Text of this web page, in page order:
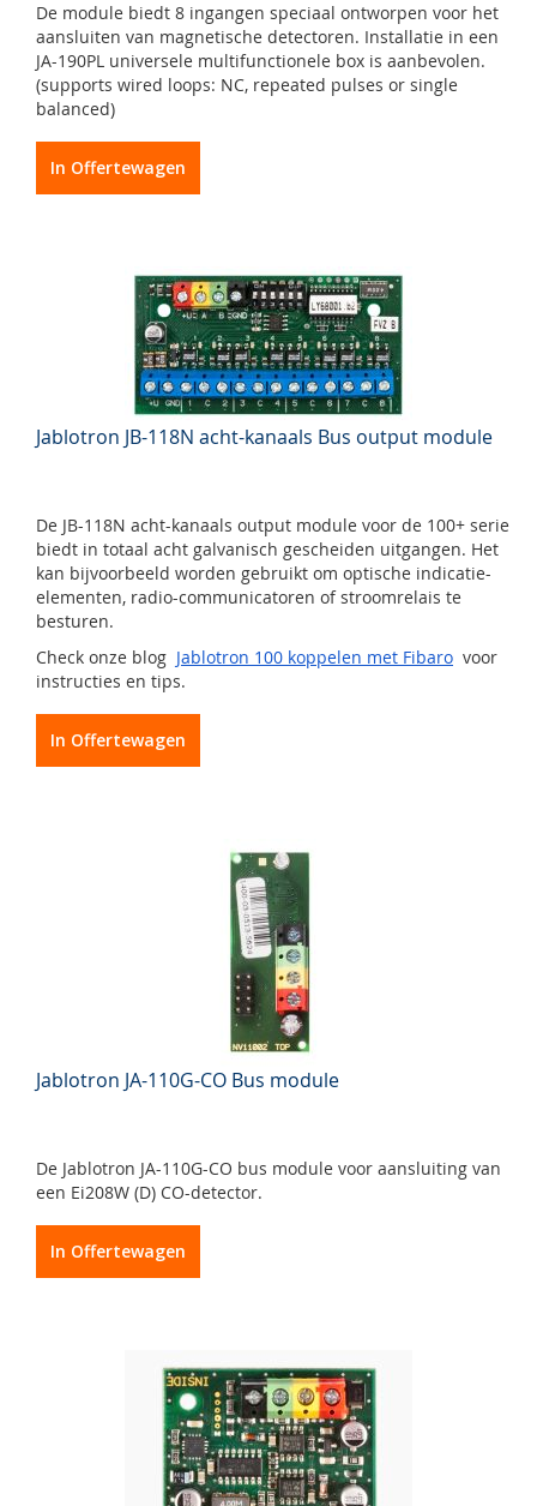
De module biedt 8 ingangen speciaal ontworpen voor het
aansluiten van magnetische detectoren. Installatie in een
JA-190PL universele multifunctionele box is aanbevolen.
(supports wired loops: NC, repeated pulses or single
balanced)
In Offertewagen
Jablotron JB-118N acht-kanaals Bus output module
De JB-118N acht-kanaals output module voor de 100+ serie
biedt in totaal acht galvanisch gescheiden uitgangen. Het
kan bijvoorbeeld worden gebruikt om optische indicatie-
elementen, radio-communicatoren of stroomrelais te
besturen.
Check onze blog Jablotron 100 koppelen met Fibaro voor
instructies en tips.
In Offertewagen
Jablotron JA-110G-CO Bus module
De Jablotron JA-110G-CO bus module voor aansluiting van
een Ei208W (D) CO-detector.
In Offertewagen